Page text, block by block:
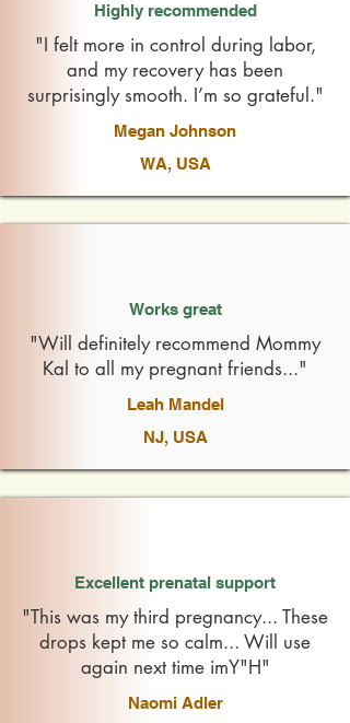
Highly recommended
"I felt more in control during labor,
and my recovery has been
surprisingly smooth. I’m so grateful."
Megan Johnson
WA, USA
Works great
"Will definitely recommend Mommy
Kal to all my pregnant friends..."
Leah Mandel
NJ, USA
Excellent prenatal support
"This was my third pregnancy... These
drops kept me so calm... Will use
again next time imY"H"
Naomi Adler